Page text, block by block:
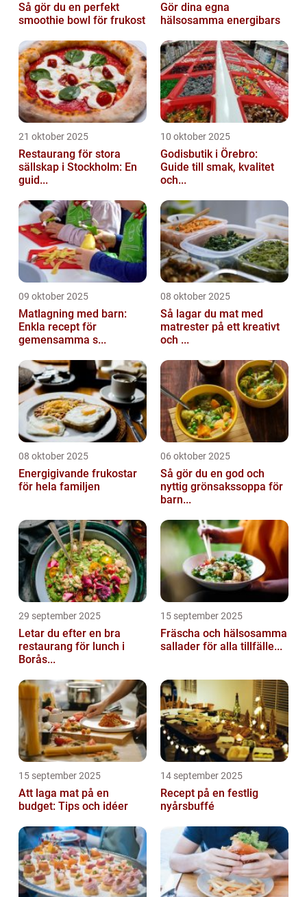
Så gör du en perfekt
smoothie bowl för frukost
Gör dina egna
hälsosamma energibars
21 oktober 2025
Restaurang för stora
sällskap i Stockholm: En
guid...
10 oktober 2025
Godisbutik i Örebro:
Guide till smak, kvalitet
och...
09 oktober 2025
Matlagning med barn:
Enkla recept för
gemensamma s...
08 oktober 2025
Så lagar du mat med
matrester på ett kreativt
och ...
08 oktober 2025
Energigivande frukostar
för hela familjen
06 oktober 2025
Så gör du en god och
nyttig grönsakssoppa för
barn...
29 september 2025
Letar du efter en bra
restaurang för lunch i
Borås...
15 september 2025
Fräscha och hälsosamma
sallader för alla tillfälle...
15 september 2025
Att laga mat på en
budget: Tips och idéer
14 september 2025
Recept på en festlig
nyårsbuffé